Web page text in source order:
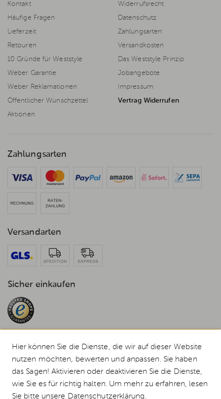
Kontakt
Häufige Fragen
Lieferzeit
Retouren
10 Gründe für Weststyle
Weber Garantie
Weber Reklamationen
Öffentlicher Wunschzettel
Aktionen
Widerrufsrecht
Datenschutz
Zahlungsarten
Versandkosten
Das Weststyle Prinzip
Jobangebote
Impressum
Vertrag Widerrufen
Zahlungsarten
Versandarten
Sicher einkaufen
© 2026 Weststyle GmbH · Europas grosser Weber Spezialist
Alle Preise inkl. MwSt., inkl. Verpackungskosten und zzgl.Versandkosten.
Durchgestrichene Preise entsprechen dem bisherigen Preis bei Weststyle.
Hier können Sie die Dienste, die wir auf dieser Website
nutzen möchten, bewerten und anpassen. Sie haben
das Sagen! Aktivieren oder deaktivieren Sie die Dienste,
wie Sie es für richtig halten. Um mehr zu erfahren, lesen
Sie bitte unsere Datenschutzerklärung.